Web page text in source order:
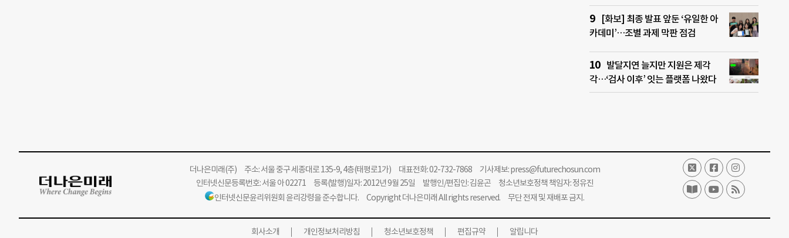
[화보] 최종 발표 앞둔 ‘유일한 아
카데미’…조별 과제 막판 점검
발달지연 늘지만 지원은 제각
각…‘검사 이후’ 잇는 플랫폼 나왔다
더나은미래(주)주소: 서울 중구 세종대로 135-9, 4층(태평로1가) 대표전화: 02-732-7868 기사제보:press@futurechosun.com
인터넷신문등록번호: 서울 아 02271 등록(발행)일자: 2012년 9월 25일 발행인/편집인: 김윤곤 청소년보호정책 책임자: 정유진
인터넷신문윤리위원회 윤리강령을 준수합니다. Copyright 더나은미래 All rights reserved. 무단 전재 및 재배포 금지.
회사소개 개인정보처리방침 청소년보호정책 편집규약 알립니다